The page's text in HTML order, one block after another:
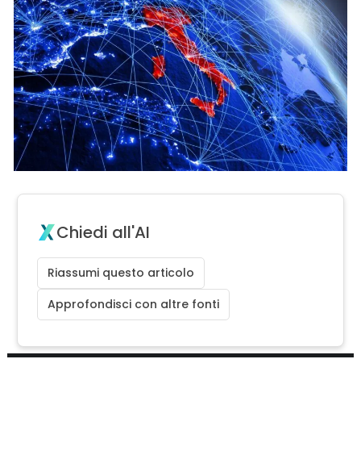
Chiedi all'AI
Riassumi questo articolo
Approfondisci con altre fonti